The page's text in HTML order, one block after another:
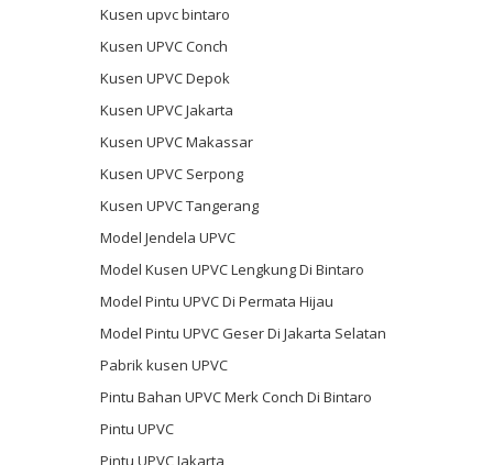
Kusen upvc bintaro
Kusen UPVC Conch
Kusen UPVC Depok
Kusen UPVC Jakarta
Kusen UPVC Makassar
Kusen UPVC Serpong
Kusen UPVC Tangerang
Model Jendela UPVC
Model Kusen UPVC Lengkung Di Bintaro
Model Pintu UPVC Di Permata Hijau
Model Pintu UPVC Geser Di Jakarta Selatan
Pabrik kusen UPVC
Pintu Bahan UPVC Merk Conch Di Bintaro
Pintu UPVC